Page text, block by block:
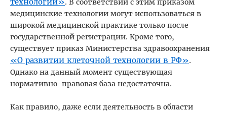
. В соответствии с этим приказом
медицинские технологии могут использоваться в
широкой медицинской практике только после
государственной регистрации. Кроме того,
существует приказ Министерства здравоохранения
«О развитии клеточной технологии в РФ».
Однако на данный момент существующая
нормативно-правовая база недостаточна.
Как правило, даже если деятельность в области